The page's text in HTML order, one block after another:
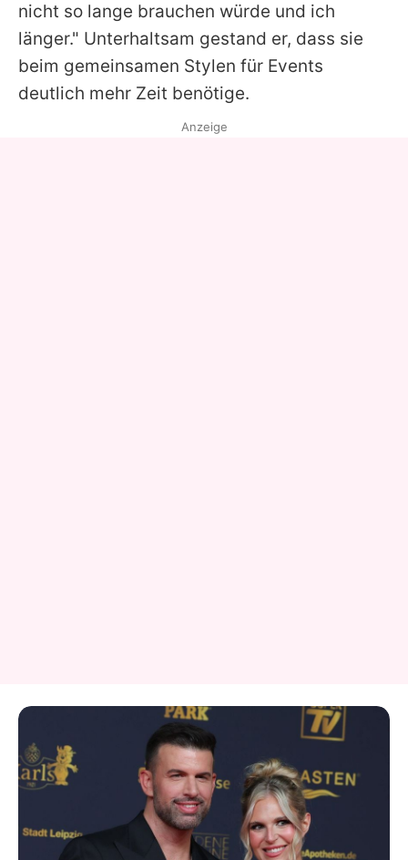
nicht so lange brauchen würde und ich
länger." Unterhaltsam gestand er, dass sie
beim gemeinsamen Stylen für Events
deutlich mehr Zeit benötige.
Anzeige